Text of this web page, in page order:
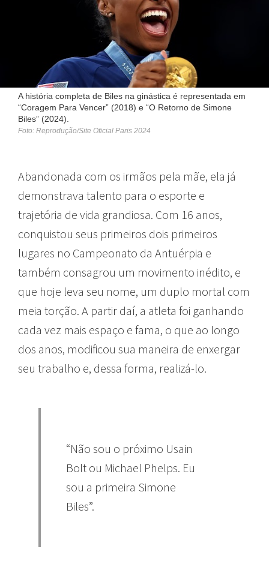
A história completa de Biles na ginástica é representada em
“Coragem Para Vencer” (2018) e “O Retorno de Simone
Biles” (2024).
Foto: Reprodução/Site Oficial Paris 2024
Abandonada com os irmãos pela mãe, ela já
demonstrava talento para o esporte e
trajetória de vida grandiosa. Com 16 anos,
conquistou seus primeiros dois primeiros
lugares no Campeonato da Antuérpia e
também consagrou um movimento inédito, e
que hoje leva seu nome, um duplo mortal com
meia torção. A partir daí, a atleta foi ganhando
cada vez mais espaço e fama, o que ao longo
dos anos, modificou sua maneira de enxergar
seu trabalho e, dessa forma, realizá-lo.
“Não sou o próximo Usain
Bolt ou Michael Phelps. Eu
sou a primeira Simone
Biles”.